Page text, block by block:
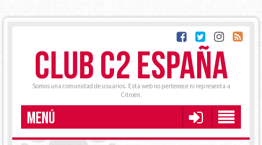
CLUB C2 ESPAÑA
Somos una comunidad de usuarios. Esta web no pertenece ni representa a
Citroën.
MENÚ